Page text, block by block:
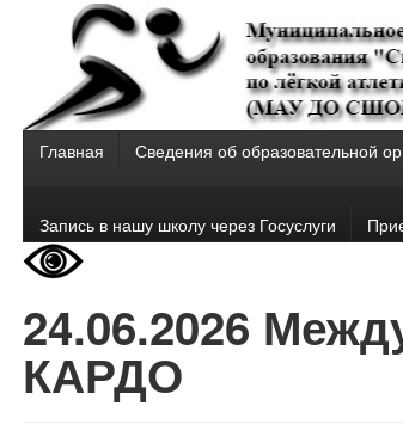
Главная Сведения об образовательной
Запись в нашу школу через Госуслуги
24.06.2026
КАРДО